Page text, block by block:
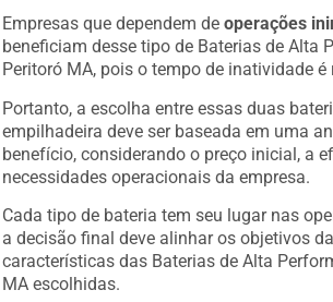
Empresas que dependem de operações
beneficiam desse tipo de Baterias de Alta
Peritoró MA, pois o tempo de inatividade é
Portanto, a escolha entre essas duas
empilhadeira deve ser baseada em uma
benefício, considerando o preço inicial, a
necessidades operacionais da empresa.
Cada tipo de bateria tem seu lugar nas
a decisão final deve alinhar os objetivos
características das Baterias de Alta
MA escolhidas.